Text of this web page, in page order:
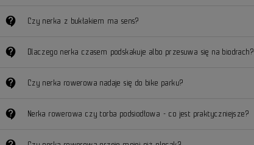
contact_support Czy nerka z bukłakiem ma sens?
contact_support Dlaczego nerka czasem podskakuje albo przesuwa się na biodrach?
contact_support Czy nerka rowerowa nadaje się do bike parku?
contact_support Nerka rowerowa czy torba podsiodłowa - co jest praktyczniejsze?